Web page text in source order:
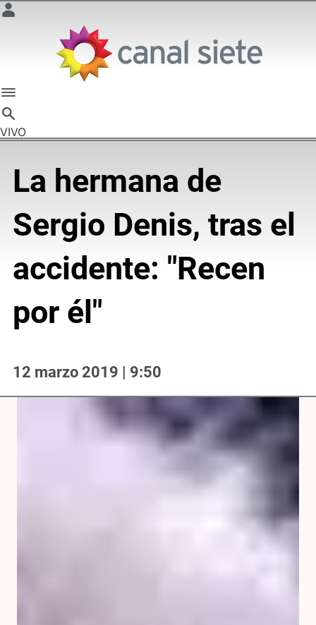
VIVO
La hermana de
Sergio Denis, tras el
accidente: "Recen
por él"
12 marzo 2019 | 9:50